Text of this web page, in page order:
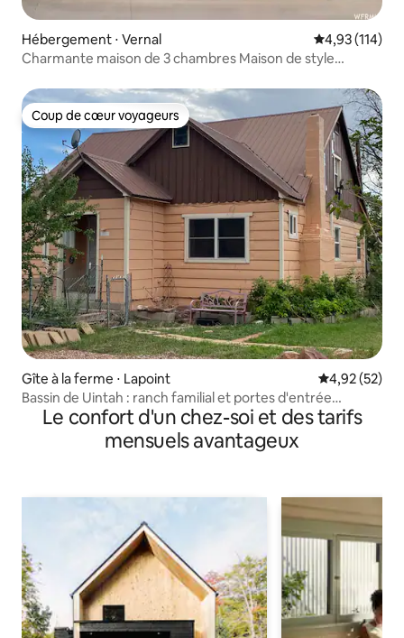
Hébergement ⋅ Vernal Évaluation
4,93 (114)
Charmante maison de 3 chambres Maison de style
Coup de cœur voyageurs
Coup de cœur voyageurs
Gîte à la ferme ⋅ Lapoint Évaluation
4,92 (52)
Bassin de Uintah : ranch familial et portes d'entrée
récréative
Le confort d'un chez-soi et des tarifs
mensuels avantageux